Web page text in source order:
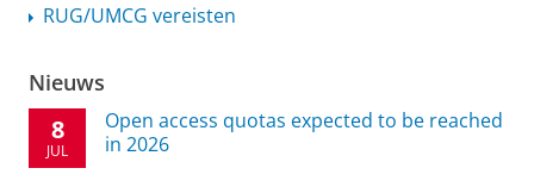
RUG/UMCG vereisten
Nieuws
8
JUL
Open access quotas expected to be reached
in 2026